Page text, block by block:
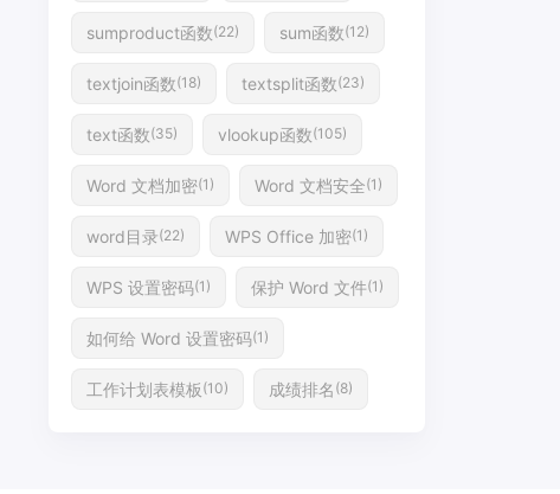
sumproduct函数(22) sum函数(12)
textjoin函数(18) textsplit函数(23)
text函数(35) vlookup函数(105)
Word 文档加密(1) Word 文档安全(1)
word目录(22) WPS Office 加密(1)
WPS 设置密码(1) 保护 Word 文件(1)
如何给 Word 设置密码(1)
工作计划表模板 (10) 成绩排名 (8)